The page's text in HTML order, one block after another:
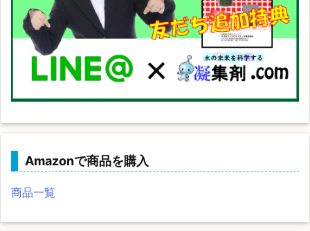
Amazonで商品を購入
商品一覧